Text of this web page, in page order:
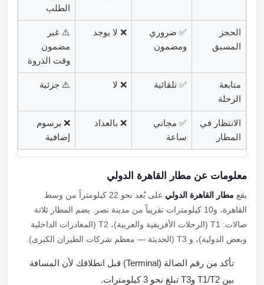
الطلب
الحجز
المسبق
✅ ضروري
ومضمون
❌ لا يوجد
⚠️ غير
مضمون
وقت الذروة
متابعة
الرحلة
✅ تلقائية ❌ لا ⚠️ جزئية
الانتظار في
المطار
✅ مجاني
ساعة
❌ بالعداد
❌ برسوم
إضافية
معلومات عن مطار القاهرة الدولي
يقعمطار القاهرة الدولي
على بُعد نحو 22 كيلومتراً من وسط
القاهرة، و10 كيلومترات تقريباً من مدينة نصر. يضم المطار ثلاثة
صالات: T1 (الرحلات الأفريقية والعربية)، T2 (المغادرات الداخلية
وبعض الدولية)، و T3 (الحديثة — معظم شركات الطيران الكبرى).
تأكد من رقم الصالة (Terminal) قبل انطلاقك لأن المسافة
بين T1/T2 وT3 تبلغ نحو 3 كيلومترات.